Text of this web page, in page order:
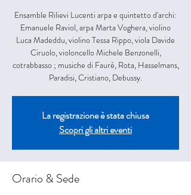
Ensamble Rilievi Lucenti arpa e quintetto d'archi:
Emanuele Raviol, arpa Marta Voghera, violino
Luca Madeddu, violino Tessa Rippo, viola Davide
Ciruolo, violoncello Michele Benzonelli,
cotrabbasso ; musiche di Faurè, Rota, Hasselmans,
Paradisi, Cristiano, Debussy.
La registrazione è stata chiusa
Scopri gli altri eventi
Orario & Sede